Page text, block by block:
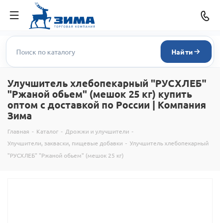
Найти
Улучшитель хлебопекарный "РУСХЛЕБ"
"Ржаной обьем" (мешок 25 кг) купить
оптом с доставкой по России | Компания
Зима
Главная - Каталог - Дрожжи и улучшители -
Улучшители, закваски, пищевые добавки - Улучшитель хлебопекарный
"РУСХЛЕБ" "Ржаной обьем" (мешок 25 кг)